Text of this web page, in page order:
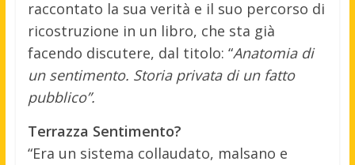
raccontato la sua verità e il suo percorso di
ricostruzione in un libro, che sta già
facendo discutere, dal titolo: “Anatomia di
un sentimento. Storia privata di un fatto
pubblico”.
Terrazza Sentimento?
“Era un sistema collaudato, malsano e